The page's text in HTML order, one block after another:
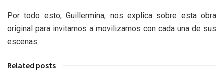
Por todo esto, Guillermina, nos explica sobre esta obra
original para invitarnos a movilizarnos con cada una de sus
escenas.
Related posts